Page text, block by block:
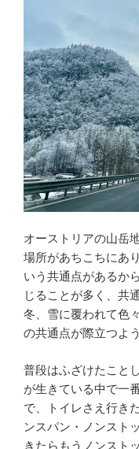
オーストリアの山岳
場所があちこちにあ
いう共通点があるか
じることが多く、共
冬、雪に覆われて色
の共通点が際立つよ
普段はふざけたこと
が生きている中で一
で、トイレさえ行き
ンスパン・ノンスト
きたらもうノンスト